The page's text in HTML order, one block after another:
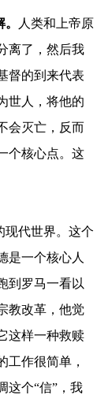
人类和上帝原
离了，然后我
督的到来代表
世人，将他的
会灭亡，反而
个核心点。这
现代世界。这个
是一个核心人
到罗马一看以
教改革，他觉
这样一种救赎
工作很简单，
这个“信”，我